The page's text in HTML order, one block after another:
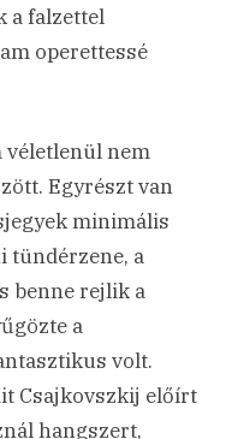
a falzettel
operettessé
véletlenül nem
Egyrészt van
minimális
tündérzene, a
benne rejlik a
a
volt.
Csajkovszkij előírt
hangszert,